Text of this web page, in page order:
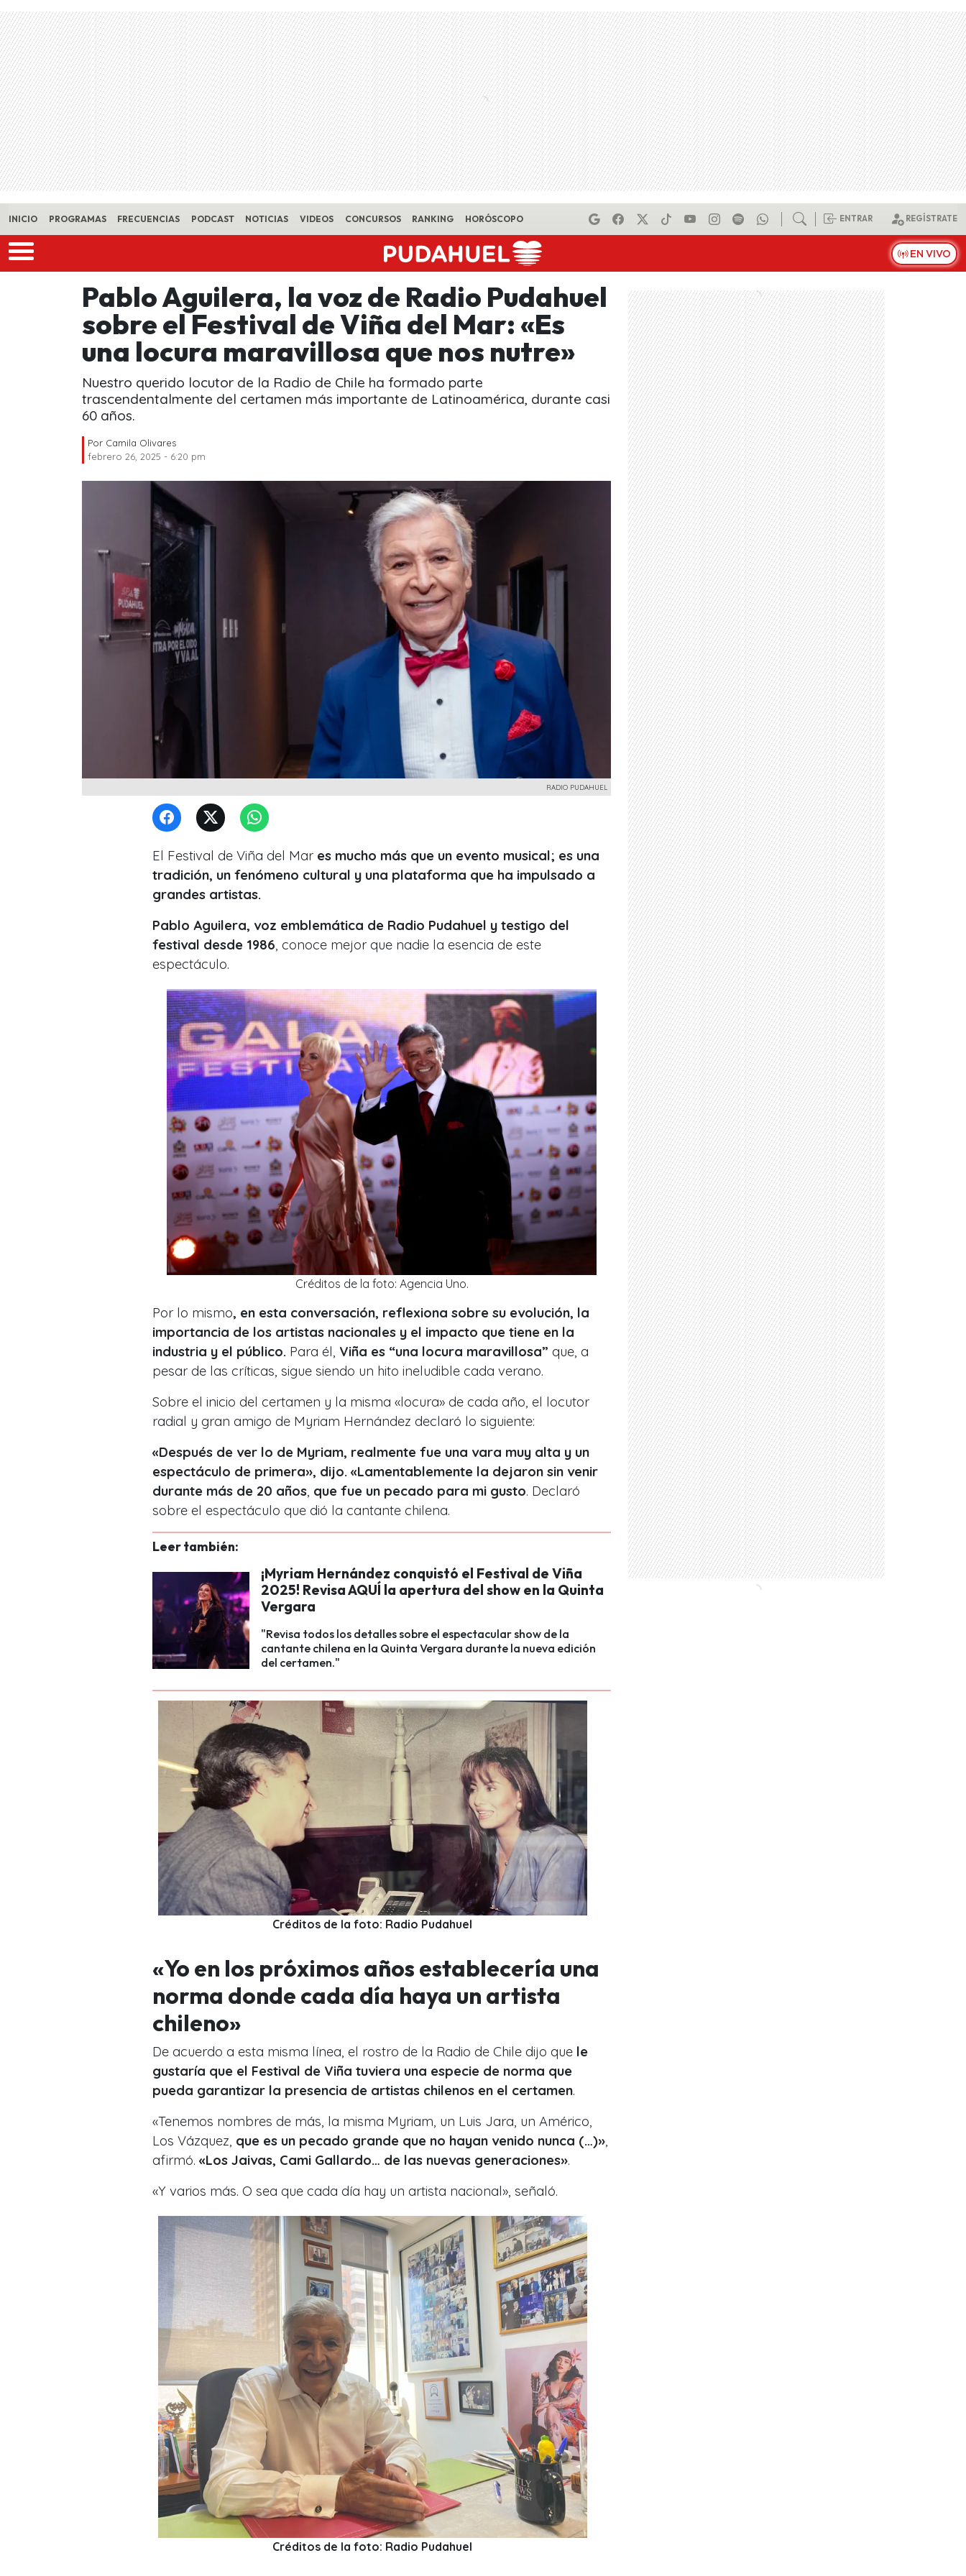
Skip to main content
INICIO PROGRAMAS FRECUENCIAS PODCAST NOTICIAS VIDEOS CONCURSOS RANKING HORÓSCOPO ENTRAR REGÍSTRATE
EN VIVO
Pablo Aguilera, la voz de Radio Pudahuel
sobre el Festival de Viña del Mar: «Es
una locura maravillosa que nos nutre»
Nuestro querido locutor de la Radio de Chile ha formado parte
trascendentalmente del certamen más importante de Latinoamérica, durante casi
60 años.
Por Camila Olivares
febrero 26, 2025 - 6:20 pm
RADIO PUDAHUEL
El Festival de Viña del Mar es mucho más que un evento musical; es una
tradición, un fenómeno cultural y una plataforma que ha impulsado a
grandes artistas.
Pablo Aguilera, voz emblemática de Radio Pudahuel y testigo del
festival desde 1986 , conoce mejor que nadie la esencia de este
espectáculo.
Créditos de la foto: Agencia Uno.
Por lo mismo, en esta conversación, reflexiona sobre su evolución, la
importancia de los artistas nacionales y el impacto que tiene en la
industria y el público. Para él, Viña es “una locura maravillosa” que, a
pesar de las críticas, sigue siendo un hito ineludible cada verano.
Sobre el inicio del certamen y la misma «locura» de cada año, el locutor
radial y gran amigo de Myriam Hernández declaró lo siguiente:
«Después de ver lo de Myriam, realmente fue una vara muy alta y un
espectáculo de primera», dijo. «Lamentablemente la dejaron sin venir
durante más de 20 años, que fue un pecado para mi gusto. Declaró
sobre el espectáculo que dió la cantante chilena.
Leer también:
¡Myriam Hernández conquistó el Festival de Viña
2025! Revisa AQUÍ la apertura del show en la Quinta
Vergara
"Revisa todos los detalles sobre el espectacular show de la
cantante chilena en la Quinta Vergara durante la nueva edición
del certamen."
Créditos de la foto: Radio Pudahuel
«Yo en los próximos años establecería una
norma donde cada día haya un artista
chileno»
De acuerdo a esta misma línea, el rostro de la Radio de Chile dijo que le
gustaría que el Festival de Viña tuviera una especie de norma que
pueda garantizar la presencia de artistas chilenos en el certamen.
«Tenemos nombres de más, la misma Myriam, un Luis Jara, un Américo,
Los Vázquez, que es un pecado grande que no hayan venido nunca (…)»,
afirmó. «Los Jaivas, Cami Gallardo… de las nuevas generaciones».
«Y varios más. O sea que cada día hay un artista nacional», señaló.
Créditos de la foto: Radio Pudahuel